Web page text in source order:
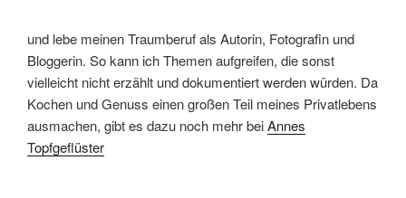
und lebe meinen Traumberuf als Autorin, Fotografin und
Bloggerin. So kann ich Themen aufgreifen, die sonst
vielleicht nicht erzählt und dokumentiert werden würden. Da
Kochen und Genuss einen großen Teil meines Privatlebens
ausmachen, gibt es dazu noch mehr beiAnnes
Topfgeflüster